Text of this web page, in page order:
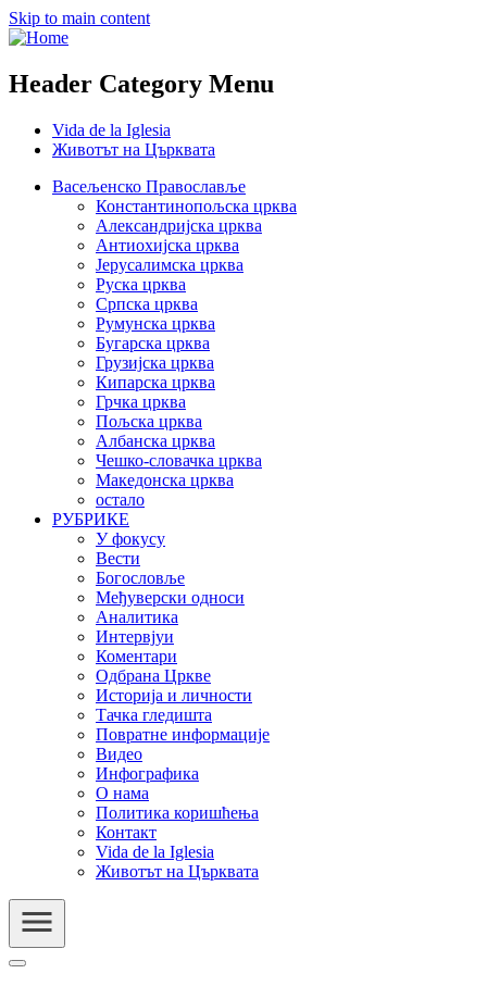
Skip to main content
Header Category Menu
Vida de la Iglesia
Животът на Църквата
Васељенско Православље
Константинопољска црква
Александријска црква
Антиохијска црква
Јерусалимска црква
Руска црква
Српска црква
Румунска црква
Бугарска црква
Грузијска црква
Кипарска црква
Грчка црква
Пољска црква
Албанска црква
Чешко-словачка црква
Македонска црква
остало
РУБРИКЕ
У фокусу
Вести
Богословље
Међуверски односи
Аналитика
Интервјуи
Коментари
Одбрана Цркве
Историја и личности
Тачка гледишта
Повратне информације
Видео
Инфографика
О нама
Политика коришћења
Контакт
Vida de la Iglesia
Животът на Църквата